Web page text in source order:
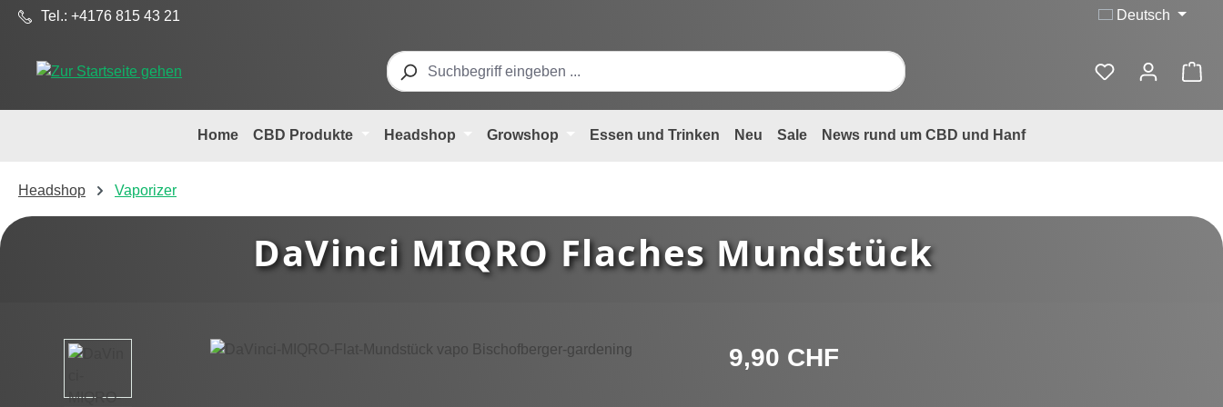
Hauptinhalt springen
Zur Suche springen
Zur Hauptnavigation springen
Tel.: +4176 815 43 21 Deutsch
Home CBD Produkte Headshop Growshop Essen und Trinken Neu Sale News rund um CBD und Hanf
Headshop Vaporizer
DaVinci MIQRO Flaches Mundstück
Bildergalerie überspringen Regulärer Preis:
9,90 CHF